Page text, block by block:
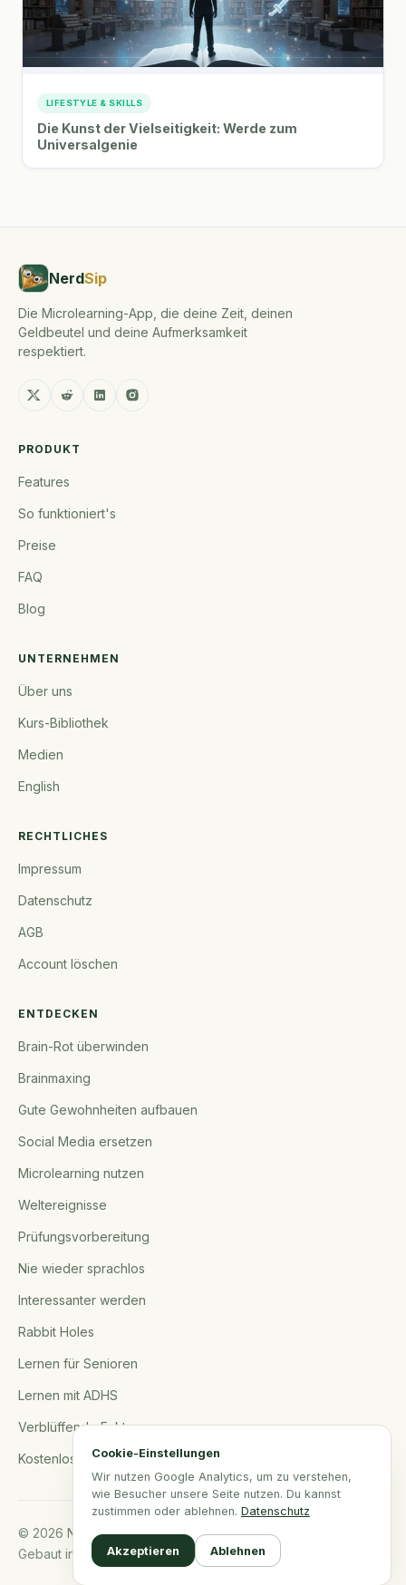
Cookie-Einstellungen
Wir nutzen Google Analytics, um zu verstehen,
wie Besucher unsere Seite nutzen. Du kannst
zustimmen oder ablehnen. Datenschutz
Akzeptieren Ablehnen
LIFESTYLE & SKILLS
Die Kunst der Vielseitigkeit: Werde zum
Universalgenie
NerdSip
Die Microlearning-App, die deine Zeit, deinen
Geldbeutel und deine Aufmerksamkeit
respektiert.
PRODUKT
Features
So funktioniert's
Preise
FAQ
Blog
UNTERNEHMEN
Über uns
Kurs-Bibliothek
Medien
English
RECHTLICHES
Impressum
Datenschutz
AGB
Account löschen
ENTDECKEN
Brain-Rot überwinden
Brainmaxing
Gute Gewohnheiten aufbauen
Social Media ersetzen
Microlearning nutzen
Weltereignisse
Prüfungsvorbereitung
Nie wieder sprachlos
Interessanter werden
Rabbit Holes
Lernen für Senioren
Lernen mit ADHS
Verblüffende Fakten
Kostenlose Tools
© 2026 NerdSip.com. Alle Rechte vorbehalten.
Gebaut in Norddeutschland.